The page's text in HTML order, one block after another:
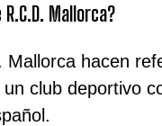
Mallorca?
hacen
club deportivo